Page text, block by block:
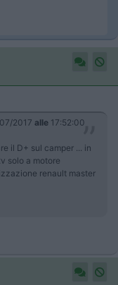
2017 alle 17:52:00
il D+ sul camper ... in
solo a motore
renault master